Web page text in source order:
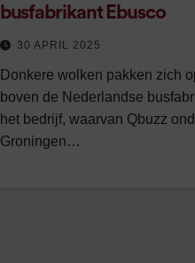
busfabrikant Ebusco
30 APRIL 2025
Donkere wolken pakken zich
boven de Nederlandse
het bedrijf, waarvan Qbuzz
Groningen…